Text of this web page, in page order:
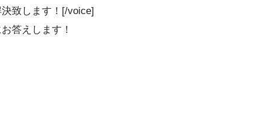
致します！[/voice]
答えします！